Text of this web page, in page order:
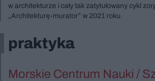
w architekturze i cały tak zatytułowany cykl
„Architekturę-murator” w 2021 roku.
praktyka
Morskie Centrum Nauki /